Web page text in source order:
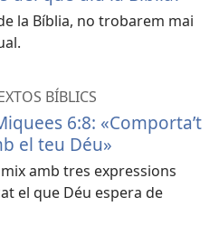
la Bíblia, no trobarem mai
BÍBLICS
6:8: «Comporta’t
el teu Déu»
amb tres expressions
el que Déu espera de